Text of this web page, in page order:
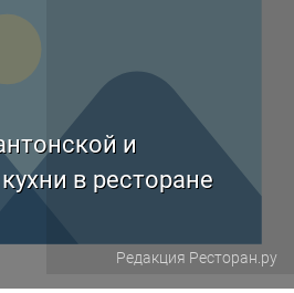
и
в ресторане
Редакция Ресторан.ру